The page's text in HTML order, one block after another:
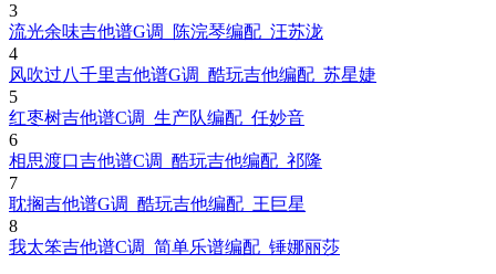
3
流光余味吉他谱G调_陈浣琴编配_汪苏泷
4
风吹过八千里吉他谱G调_酷玩吉他编配_苏星婕
5
红枣树吉他谱C调_生产队编配_任妙音
6
相思渡口吉他谱C调_酷玩吉他编配_祁隆
7
耽搁吉他谱G调_酷玩吉他编配_王巨星
8
我太笨吉他谱C调_简单乐谱编配_锤娜丽莎